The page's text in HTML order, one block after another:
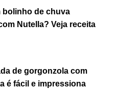
bolinho de chuva
Nutella? Veja receita
de gorgonzola com
é fácil e impressiona